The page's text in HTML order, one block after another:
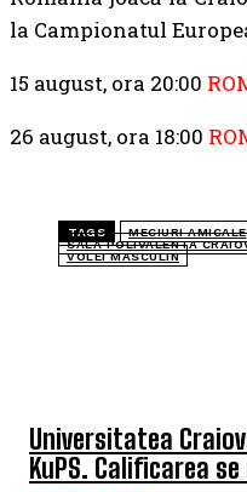
Universitatea
KuPS. Calificarea
la Campionatul
15 august, ora 20:00
26 august, ora 18:00
TAGS MECIURI AMICALE
SALA POLIVALENTA
VOLEI MASCULIN